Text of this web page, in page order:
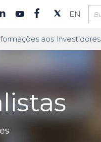
EN
aos Investidores